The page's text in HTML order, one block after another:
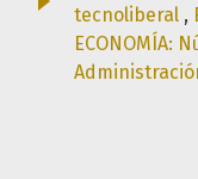
tecnoliberal ,
ECONOMÍA: